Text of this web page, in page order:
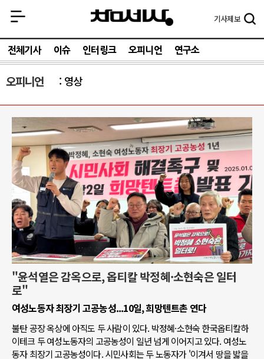
기사제보
전체기사 이슈 인터링크 오피니언 연구소
오피니언 영상
"윤석열은 감옥으로, 옵티칼 박정혜·소현숙은 일터
로"
여성노동자 최장기 고공농성...10일, 희망텐트촌 연다
불탄 공장 옥상에 아직도 두 사람이 있다. 박정혜·소현숙 한국옵티칼하
이테크 두 여성노동자의 고공농성이 일년 넘게 이어지고 있다. 여성노
동자 최장기 고공농성이다. 시민사회는 두 노동자가 '이겨서 땅을 밟을